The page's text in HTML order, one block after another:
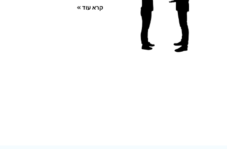
קרא עוד »